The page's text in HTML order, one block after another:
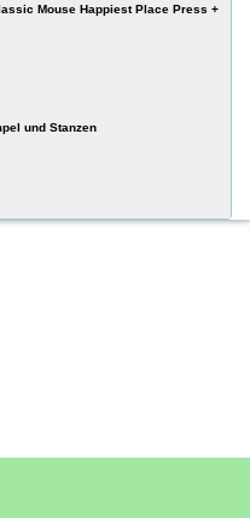
Mouse Happiest Place Press +
und Stanzen